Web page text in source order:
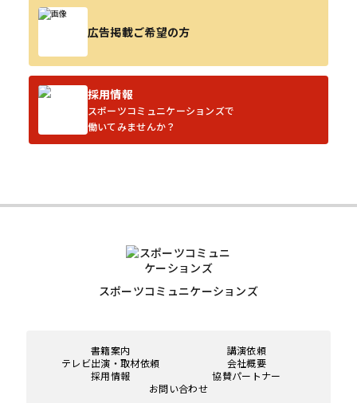
広告掲載ご希望の方
採用情報
スポーツコミュニケーションズで
働いてみませんか？
スポーツコミュニケーションズ
書籍案内
講演依頼
テレビ出演・取材依頼
会社概要
採用情報
協賛パートナー
お問い合わせ